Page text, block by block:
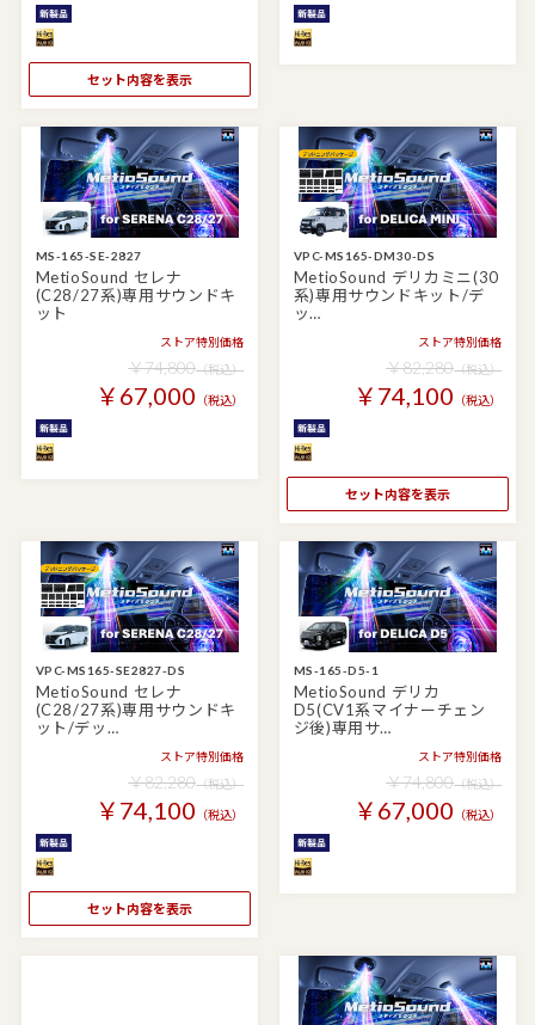
セット内容を表示
MS-165-SE-2827
MetioSound セレナ
(C28/27系)専用サウンドキ
ット
ストア特別価格
￥74,800（税込）
￥67,000 （税込）
VPC-MS165-DM30-DS
MetioSound デリカミニ(30
系)専用サウンドキット/デ
ッ…
ストア特別価格
￥82,280（税込）
￥74,100 （税込）
セット内容を表示
VPC-MS165-SE2827-DS
MetioSound セレナ
(C28/27系)専用サウンドキ
ット/デッ…
ストア特別価格
￥82,280（税込）
￥74,100 （税込）
セット内容を表示
MS-165-D5-1
MetioSound デリカ
D5(CV1系マイナーチェン
ジ後)専用サ…
ストア特別価格
￥74,800（税込）
￥67,000 （税込）